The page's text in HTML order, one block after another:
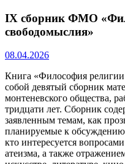
IX сборник ФМО
свободомыслия»
08.04.2026
Книга «Философия религии
собой девятый сборник
монтеневского общества,
тридцати лет. Сборник
заявленным темам, как
планируемые к
кто интересуется
атеизма, а также